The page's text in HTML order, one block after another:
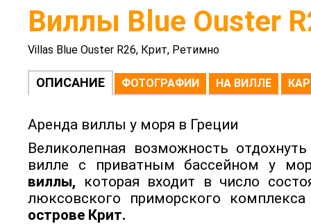
Виллы Blue Ouster
Villas Blue Ouster R26, Крит, Ретимно
ОПИСАНИЕ ФОТОГРАФИИ НА ВИЛЛЕ
Аренда виллы у моря в Греции
Великолепная возможность
вилле с приватным бассейном у
виллы,
которая входит в число
люксовского приморского
острове Крит.